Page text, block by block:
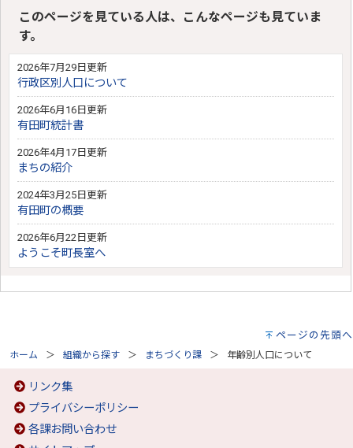
このページを見ている人は、こんなページも見ていま
す。
2026年7月29日更新
行政区別人口について
2026年6月16日更新
有田町統計書
2026年4月17日更新
まちの紹介
2024年3月25日更新
有田町の概要
2026年6月22日更新
ようこそ町長室へ
ページの先頭へ
ホーム 組織から探す まちづくり課 年齢別人口について
リンク集
プライバシーポリシー
各課お問い合わせ